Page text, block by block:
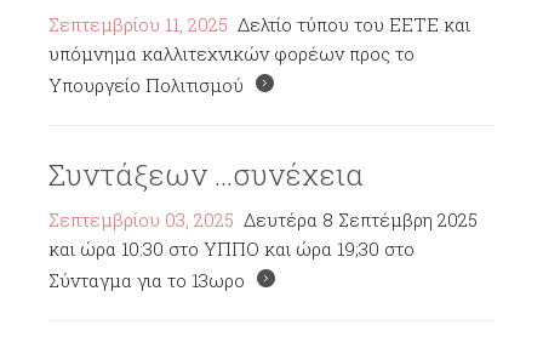
Σεπτεμβρίου 11, 2025 Δελτίο τύπου του ΕΕΤΕ και
υπόμνημα καλλιτεχνικών φορέων προς το
Υπουργείο Πολιτισμού
Συντάξεων ...συνέχεια
Σεπτεμβρίου 03, 2025 Δευτέρα 8 Σεπτέμβρη 2025
και ώρα 10:30 στο ΥΠΠΟ και ώρα 19;30 στο
Σύνταγμα για το 13ωρο